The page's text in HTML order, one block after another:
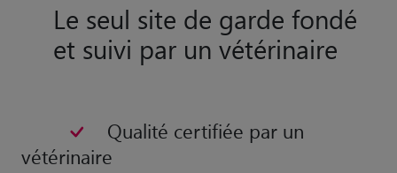
Le seul site de garde fondé
et suivi par un vétérinaire
Qualité certifiée par un
vétérinaire